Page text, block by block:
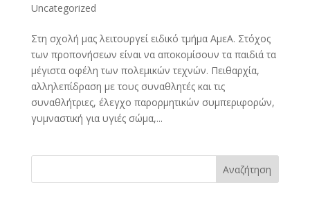
Uncategorized
Στη σχολή μας λειτουργεί ειδικό τμήμα ΑμεΑ. Στόχος
των προπονήσεων είναι να αποκομίσουν τα παιδιά τα
μέγιστα οφέλη των πολεμικών τεχνών. Πειθαρχία,
αλληλεπίδραση με τους συναθλητές και τις
συναθλήτριες, έλεγχο παρορμητικών συμπεριφορών,
γυμναστική για υγιές σώμα,...